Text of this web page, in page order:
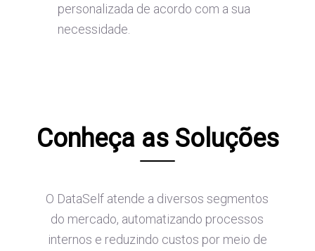
personalizada de acordo com a sua
necessidade.
Conheça as Soluções
O DataSelf atende a diversos segmentos
do mercado, automatizando processos
internos e reduzindo custos por meio de